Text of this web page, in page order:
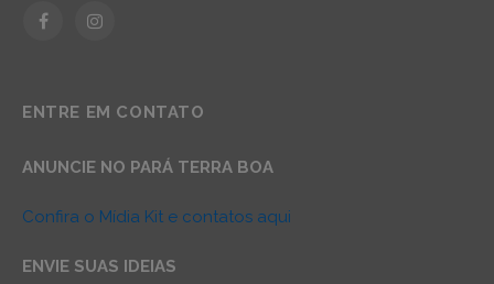
FacebookInstagram
ENTRE EM CONTATO
ANUNCIE NO PARÁ TERRA BOA
Confira o Mídia Kit e contatos aqui
ENVIE SUAS IDEIAS